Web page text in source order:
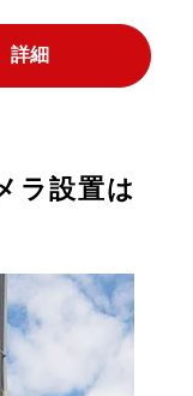
詳細
ラ設置は